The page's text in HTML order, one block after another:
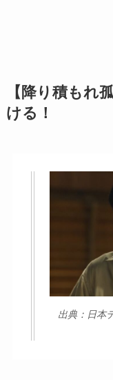
【降り積もれ
ける！
出典：日本